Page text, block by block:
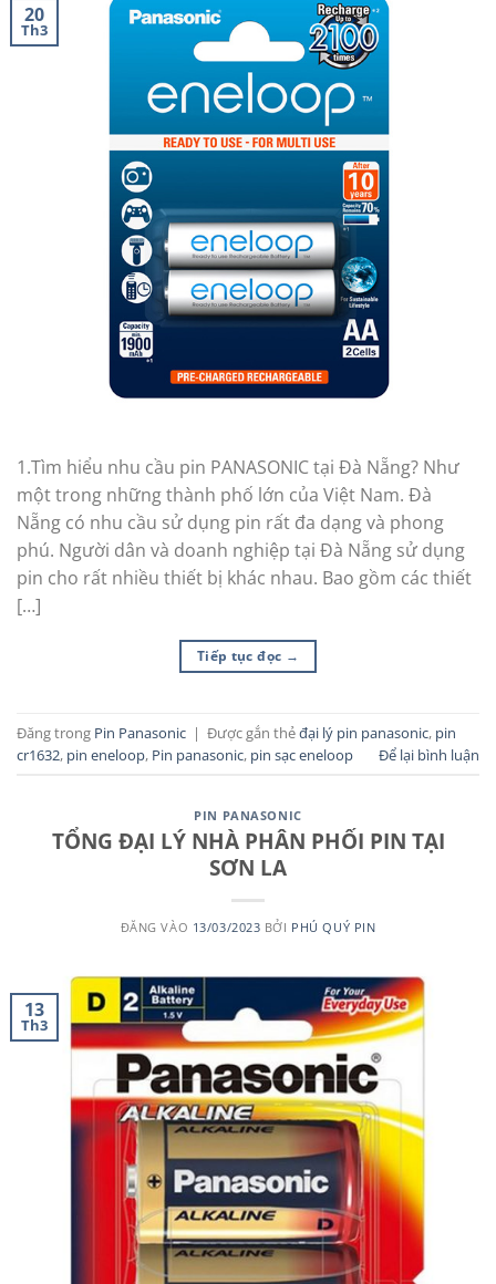
20
Th3
1.Tìm hiểu nhu cầu pin PANASONIC tại Đà Nẵng? Như
một trong những thành phố lớn của Việt Nam. Đà
Nẵng có nhu cầu sử dụng pin rất đa dạng và phong
phú. Người dân và doanh nghiệp tại Đà Nẵng sử dụng
pin cho rất nhiều thiết bị khác nhau. Bao gồm các thiết
[…]
Tiếp tục đọc →
Đăng trong Pin Panasonic | Được gắn thẻđại lý pin panasonic, pin
cr1632, pin eneloop, Pin panasonic, pin sạc eneloop Để lại bình luận
PIN PANASONIC
TỔNG ĐẠI LÝ NHÀ PHÂN PHỐI PIN TẠI
SƠN LA
ĐĂNG VÀO 13/03/2023 BỞI PHÚ QUÝ PIN
13
Th3